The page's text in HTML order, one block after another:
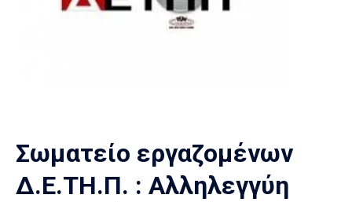
Σωματείο εργαζομένων
Δ.Ε.ΤΗ.Π. : Αλληλεγγύη